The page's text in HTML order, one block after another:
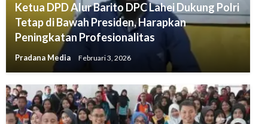
Ketua DPD Alur Barito DPC Lahei Dukung Polri
Tetap di Bawah Presiden, Harapkan
Peningkatan Profesionalitas
Pradana Media Februari 3, 2026